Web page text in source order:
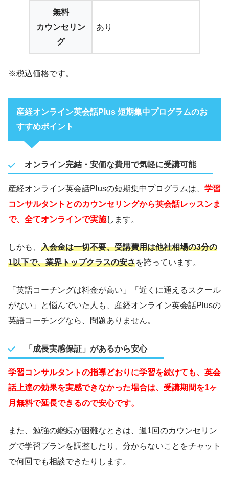
無料
カウンセリン
グ
あり
※税込価格です。
産経オンライン英会話Plus 短期集中プログラムのお
すすめポイント
オンライン完結・安価な費用で気軽に受講可能
産経オンライン英会話Plusの短期集中プログラムは、 学習
コンサルタントとのカウンセリングから英会話レッスンま
で、全てオンラインで実施します。
しかも、 入会金は一切不要、受講費用は他社相場の3分の
1以下で、業界トップクラスの安さを誇っています。
「英語コーチングは料金が高い」「近くに通えるスクール
がない」と悩んでいた人も、産経オンライン英会話Plusの
英語コーチングなら、問題ありません。
「成長実感保証」があるから安心
学習コンサルタントの指導どおりに学習を続けても、英会
話上達の効果を実感できなかった場合は、受講期間を1ヶ
月無料で延長できるので安心です。
また、勉強の継続が困難なときは、週1回のカウンセリン
グで学習プランを調整したり、分からないことをチャット
で何回でも相談できたりします。